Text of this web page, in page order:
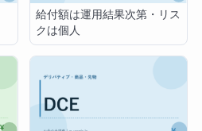
給付額は運用結果次第・リス
クは個人